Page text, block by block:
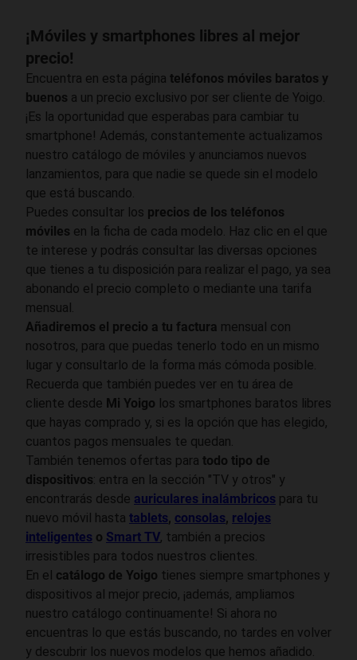
¡Móviles y smartphones libres al mejor
precio!
Encuentra en esta página teléfonos móviles baratos y
buenos a un precio exclusivo por ser cliente de Yoigo.
¡Es la oportunidad que esperabas para cambiar tu
smartphone! Además, constantemente actualizamos
nuestro catálogo de móviles y anunciamos nuevos
lanzamientos, para que nadie se quede sin el modelo
que está buscando.
Puedes consultar los precios de los teléfonos
móviles en la ficha de cada modelo. Haz clic en el que
te interese y podrás consultar las diversas opciones
que tienes a tu disposición para realizar el pago, ya sea
abonando el precio completo o mediante una tarifa
mensual.
Añadiremos el precio a tu factura mensual con
nosotros, para que puedas tenerlo todo en un mismo
lugar y consultarlo de la forma más cómoda posible.
Recuerda que también puedes ver en tu área de
cliente desde Mi Yoigo los smartphones baratos libres
que hayas comprado y, si es la opción que has elegido,
cuantos pagos mensuales te quedan.
También tenemos ofertas para todo tipo de
dispositivos: entra en la sección "TV y otros" y
encontrarás desde auriculares inalámbricos para tu
nuevo móvil hasta tablets, consolas, relojes
inteligentes o Smart TV, también a precios
irresistibles para todos nuestros clientes.
En el catálogo de Yoigo tienes siempre smartphones y
dispositivos al mejor precio, ¡además, ampliamos
nuestro catálogo continuamente! Si ahora no
encuentras lo que estás buscando, no tardes en volver
y descubrir los nuevos modelos que hemos añadido.